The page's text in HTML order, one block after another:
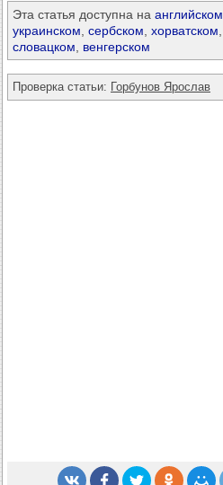
Эта статья доступна на английском
украинском сербском хорватском
словацком
венгерском
Проверка статьи: Горбунов Ярослав